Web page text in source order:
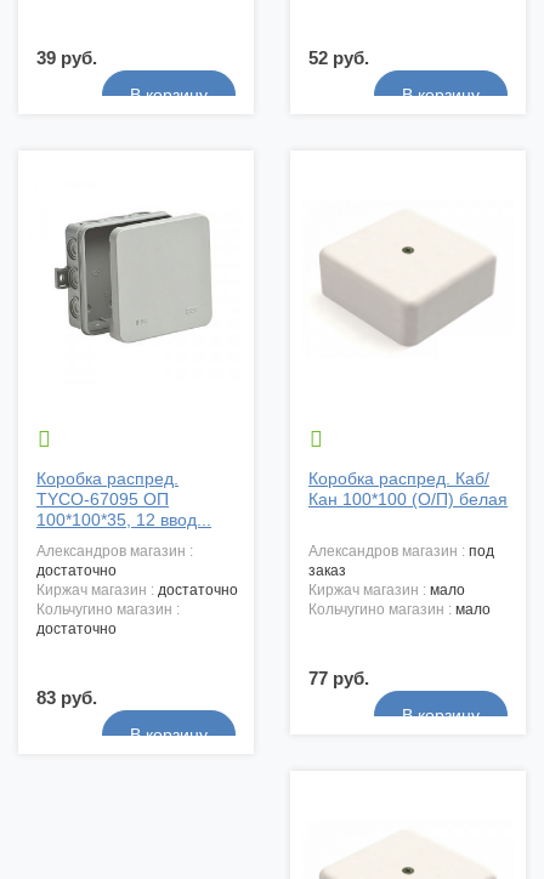
39 руб. 52 руб.

Коробка распред.
TYCO-67095 ОП
100*100*35, 12 ввод...
александров магазин :
достаточно
киржач магазин : достаточно
кольчугино магазин :
достаточно
83 руб.

Коробка распред. Каб/
Кан 100*100 (О/П) белая
александров магазин : под
заказ
киржач магазин : мало
кольчугино магазин : мало
77 руб.